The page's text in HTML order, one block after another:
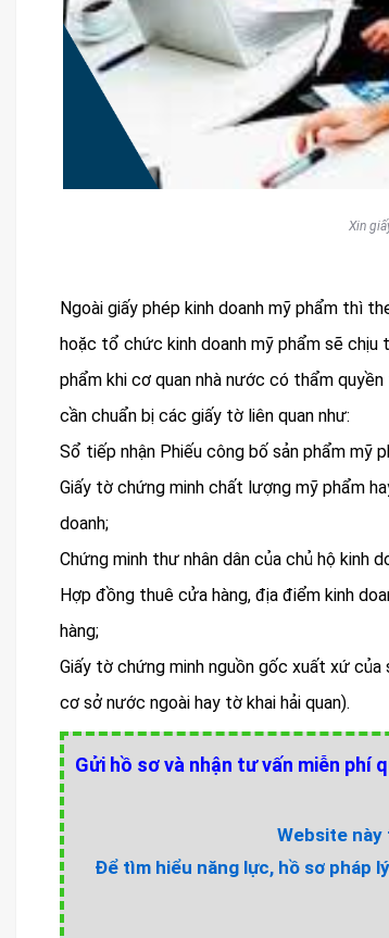
Xin
Ngoài giấy phép kinh doanh mỹ phẩm thì
hoặc tổ chức kinh doanh mỹ phẩm sẽ chịu
phẩm khi cơ quan nhà nước có thẩm
cần chuẩn bị các giấy tờ liên quan như:
Sổ tiếp nhận Phiếu công bố sản phẩm mỹ
Giấy tờ chứng minh chất lượng mỹ phẩm
doanh;
Chứng minh thư nhân dân của chủ hộ kinh
Hợp đồng thuê cửa hàng, địa điểm kinh
hàng;
Giấy tờ chứng minh nguồn gốc xuất xứ của
cơ sở nước ngoài hay tờ khai hải quan).
Gửi hồ sơ và nhận tư vấn miễn phí
Website này
Để tìm hiểu năng lực, hồ sơ pháp